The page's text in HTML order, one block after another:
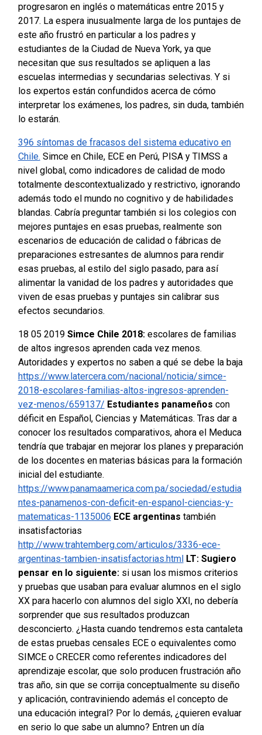
progresaron en inglés o matemáticas entre 2015 y
2017. La espera inusualmente larga de los puntajes de
este año frustró en particular a los padres y
estudiantes de la Ciudad de Nueva York, ya que
necesitan que sus resultados se apliquen a las
escuelas intermedias y secundarias selectivas. Y si
los expertos están confundidos acerca de cómo
interpretar los exámenes, los padres, sin duda, también
lo estarán.
396 síntomas de fracasos del sistema educativo en
Chile. Simce en Chile, ECE en Perú, PISA y TIMSS a
nivel global, como indicadores de calidad de modo
totalmente descontextualizado y restrictivo, ignorando
además todo el mundo no cognitivo y de habilidades
blandas. Cabría preguntar también si los colegios con
mejores puntajes en esas pruebas, realmente son
escenarios de educación de calidad o fábricas de
preparaciones estresantes de alumnos para rendir
esas pruebas, al estilo del siglo pasado, para así
alimentar la vanidad de los padres y autoridades que
viven de esas pruebas y puntajes sin calibrar sus
efectos secundarios.
18 05 2019 Simce Chile 2018:escolares de familias
de altos ingresos aprenden cada vez menos.
Autoridades y expertos no saben a qué se debe la baja
https://www.latercera.com/nacional/noticia/simce-
2018-escolares-familias-altos-ingresos-aprenden-
vez-menos/659137/ Estudiantes panameños con
déficit en Español, Ciencias y Matemáticas. Tras dar a
conocer los resultados comparativos, ahora el Meduca
tendría que trabajar en mejorar los planes y preparación
de los docentes en materias básicas para la formación
inicial del estudiante.
https://www.panamaamerica.com.pa/sociedad/estudia
ntes-panamenos-con-deficit-en-espanol-ciencias-y-
matematicas-1135006 ECE argentinas también
insatisfactorias
http://www.trahtemberg.com/articulos/3336-ece-
argentinas-tambien-insatisfactorias.html LT: Sugiero
pensar en lo siguiente:si usan los mismos criterios
y pruebas que usaban para evaluar alumnos en el siglo
XX para hacerlo con alumnos del siglo XXI, no debería
sorprender que sus resultados produzcan
desconcierto. ¿Hasta cuando tendremos esta cantaleta
de estas pruebas censales ECE o equivalentes como
SIMCE o CRECER como referentes indicadores del
aprendizaje escolar, que solo producen frustración año
tras año, sin que se corrija conceptualmente su diseño
y aplicación, contraviniendo además el concepto de
una educación integral? Por lo demás, ¿quieren evaluar
en serio lo que sabe un alumno? Entren un día